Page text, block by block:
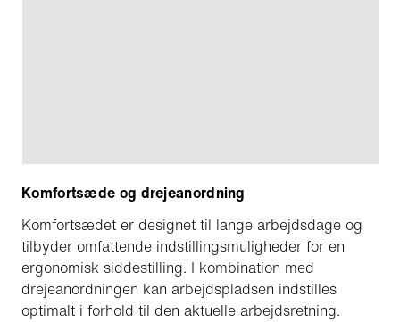
Komfortsæde og drejeanordning
Komfortsædet er designet til lange arbejdsdage og
tilbyder omfattende indstillingsmuligheder for en
ergonomisk siddestilling. I kombination med
drejeanordningen kan arbejdspladsen indstilles
optimalt i forhold til den aktuelle arbejdsretning.